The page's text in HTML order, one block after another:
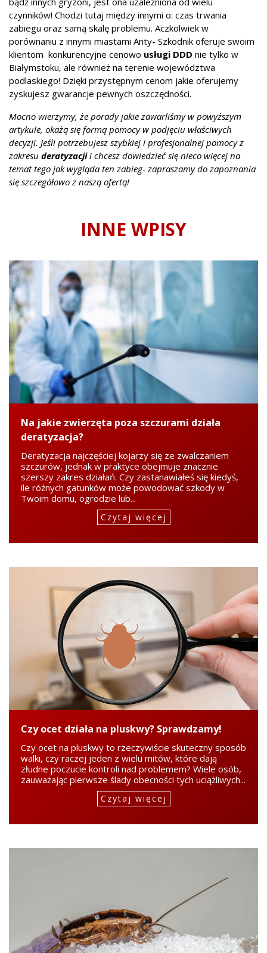
czynników! Chodzi tutaj między innymi o: czas trwania
zabiegu oraz samą skalę problemu. Aczkolwiek w
porównaniu z innymi miastami Anty- Szkodnik oferuje swoim
klientom konkurencyjne cenowo usługi DDD nie tylko w
Białymstoku, ale również na terenie województwa
podlaskiego! Dzięki przystępnym cenom jakie oferujemy
zyskujesz gwarancje pewnych oszczędności.
Mocno wierzymy, że porady jakie zawarliśmy w powyższym
artykule, okażą się formą pomocy w podjęciu właściwych
decyzji. Jeśli potrzebujesz szybkiej i profesjonalnej pomocy z
zakresu deratyzacjii chcesz dowiedzieć się nieco więcej na
temat tego jak wygląda ten zabieg- zapraszamy do zapoznania
się szczegółowo z naszą ofertą!
INNE WPISY
Na jakie zwierzęta poza szczurami działa
deratyzacja?
Deratyzacja najczęściej kojarzy się ze zwalczaniem
szczurów, jednak w praktyce obejmuje znacznie
szerszy zakres działań. Czy zastanawiałeś się kiedyś,
ile różnych gatunków może powodować szkody w
Twoim domu, ogrodzie lub...
Czytaj więcej
Czy ocet działa na pluskwy? Sprawdzamy!
Czy ocet na pluskwy to rzeczywiście skuteczny sposób
walki, czy raczej jeden z wielu mitów, które dają
złudne poczucie kontroli nad problemem? Wiele osób,
zauważając pierwsze ślady obecności tych uciążliwych...
Czytaj więcej